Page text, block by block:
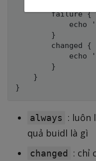
        failure {
echo
        }
        changed {
echo
        }
    }
always
: luôn
quả buidl là gì
changed
: chỉ